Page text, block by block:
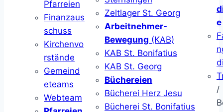
Pfarreien
Finanzaus
schuss
Kirchenvo
rstände
Gemeind
eteams
Webteam
Zeltlager St. Georg
Arbeitnehmer-
Bewegung (KAB)
KAB St. Bonifatius
KAB St. Georg
Büchereien
Bücherei Herz Jesu
Bücherei St. Bonifatius
e
/